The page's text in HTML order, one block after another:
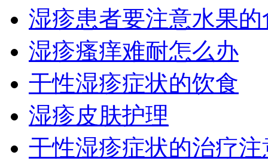
湿疹患者要注意水果的
湿疹瘙痒难耐怎么办
干性湿疹症状的饮食
湿疹皮肤护理
干性湿疹症状的治疗